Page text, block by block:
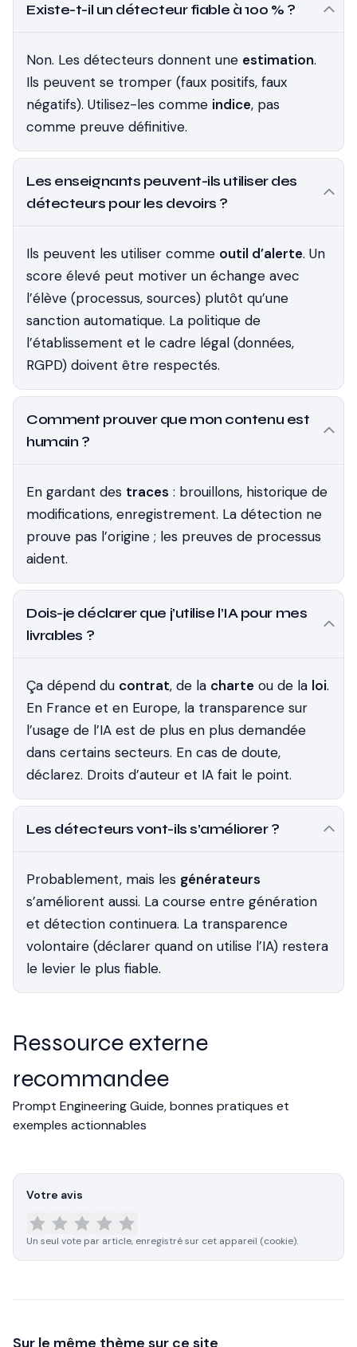
Existe-t-il un détecteur fiable à 100 % ?
Non. Les détecteurs donnent une estimation.
Ils peuvent se tromper (faux positifs, faux
négatifs). Utilisez-les comme indice, pas
comme preuve définitive.
Les enseignants peuvent-ils utiliser des
détecteurs pour les devoirs ?
Ils peuvent les utiliser comme outil d’alerte. Un
score élevé peut motiver un échange avec
l’élève (processus, sources) plutôt qu’une
sanction automatique. La politique de
l’établissement et le cadre légal (données,
RGPD) doivent être respectés.
Comment prouver que mon contenu est
humain ?
En gardant des traces : brouillons, historique de
modifications, enregistrement. La détection ne
prouve pas l’origine ; les preuves de processus
aident.
Dois-je déclarer que j’utilise l’IA pour mes
livrables ?
Ça dépend du contrat, de la charte ou de la loi.
En France et en Europe, la transparence sur
l’usage de l’IA est de plus en plus demandée
dans certains secteurs. En cas de doute,
déclarez. Droits d’auteur et IA fait le point.
Les détecteurs vont-ils s’améliorer ?
Probablement, mais les générateurs
s’améliorent aussi. La course entre génération
et détection continuera. La transparence
volontaire (déclarer quand on utilise l’IA) restera
le levier le plus fiable.
Ressource externe
recommandee
Prompt Engineering Guide, bonnes pratiques et
exemples actionnables
Votre avis
Un seul vote par article, enregistré sur cet appareil (cookie).
Sur le même thème sur ce site